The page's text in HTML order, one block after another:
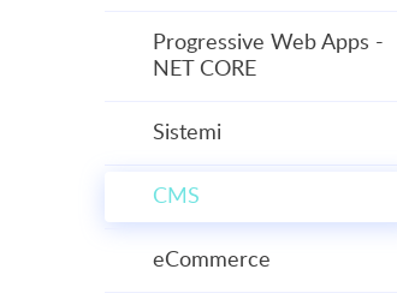
Progressive Web Apps -
NET CORE
Sistemi
CMS
eCommerce